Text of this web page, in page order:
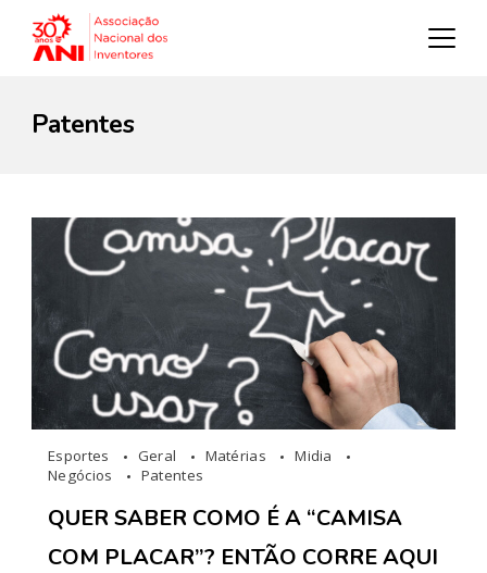
Patentes
Esportes Geral Matérias
Midia
Negócios
Patentes
QUER SABER COMO É A “CAMISA
COM PLACAR”? ENTÃO CORRE AQUI